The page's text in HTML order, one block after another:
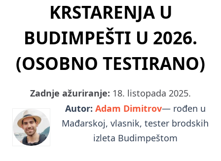
KRSTARENJA U
BUDIMPEŠTI U 2026.
(OSOBNO TESTIRANO)
Zadnje ažuriranje: 18. listopada 2025.
Autor: Adam Dimitrov— rođen u
Mađarskoj, vlasnik, tester brodskih
izleta Budimpeštom